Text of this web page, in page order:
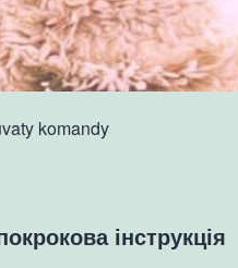
komandy
інструкція